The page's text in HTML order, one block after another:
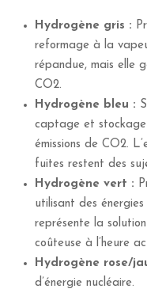
Hydrogène gris :
reformage à la
répandue, mais elle
CO2.
Hydrogène bleu :
captage et
émissions de CO2.
fuites restent des
Hydrogène vert :
utilisant des
représente la
coûteuse à l’heure
Hydrogène rose/
d’énergie nucléaire.